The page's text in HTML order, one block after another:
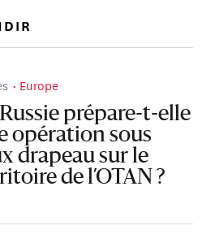
Europe
prépare-t-elle
opération sous
drapeau sur le
de l’OTAN ?